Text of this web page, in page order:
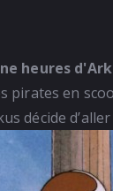
heures
pirates en
décide